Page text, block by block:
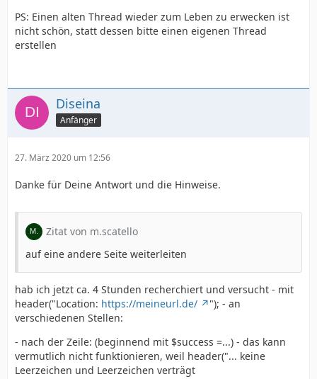
PS: Einen alten Thread wieder zum Leben zu erwecken ist
nicht schön, statt dessen bitte einen eigenen Thread
erstellen
Diseina
Anfänger
27. März 2020 um 12:56
Danke für Deine Antwort und die Hinweise.
Zitat von m.scatello
auf eine andere Seite weiterleiten
hab ich jetzt ca. 4 Stunden recherchiert und versucht - mit
header("Location: https://meineurl.de/
"); - an
verschiedenen Stellen:
- nach der Zeile: (beginnend mit $success =...) - das kann
vermutlich nicht funktionieren, weil header("... keine
Leerzeichen und Leerzeichen verträgt